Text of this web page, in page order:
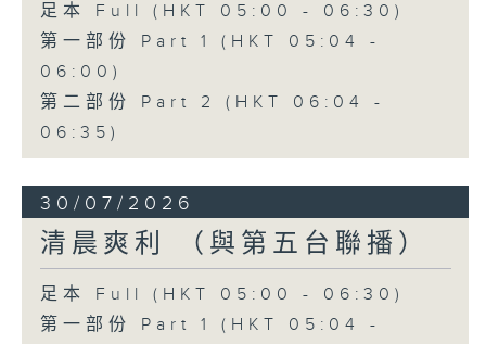
足本 Full (HKT 05:00 - 06:30)
第一部份 Part 1 (HKT 05:04 -
06:00)
第二部份 Part 2 (HKT 06:04 -
06:35)
30/07/2026
清晨爽利 （與第五台聯播）
足本 Full (HKT 05:00 - 06:30)
第一部份 Part 1 (HKT 05:04 -